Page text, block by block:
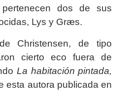
dos de sus
Lys y Græs.
Christensen, de tipo
cierto eco fuera de
La habitación pintada,
esta autora publicada en